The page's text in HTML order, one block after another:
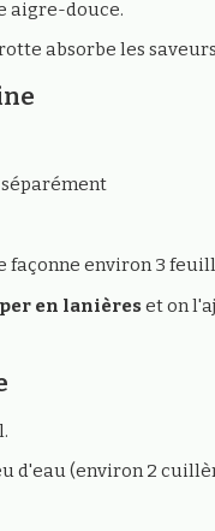
aigre-douce.
absorbe les
séparément
façonne environ 3
en lanièreset on
d'eau (environ 2